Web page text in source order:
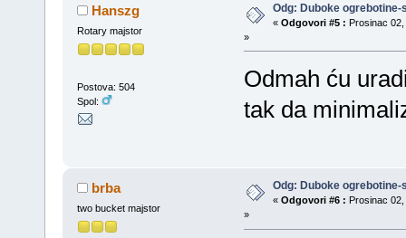
Hanszg
Rotary majstor
Postova: 504
Spol:
Odg: Duboke ogrebotine-
« Odgovori #5 : Prosinac 02,
»
Odmah ću
tak da
brba
two bucket majstor
Odg: Duboke ogrebotine-
« Odgovori #6 : Prosinac
»